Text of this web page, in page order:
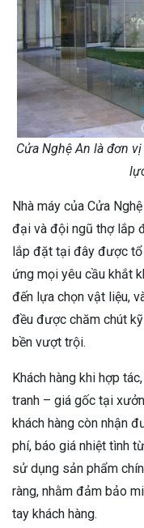
Cửa Nghệ An là đơn
Nhà máy của Cửa
đại và đội ngũ thợ lắp
lắp đặt tại đây được
ứng mọi yêu cầu khắt
đến lựa chọn vật liệu,
đều được chăm chút
bền vượt trội.
Khách hàng khi hợp
tranh – giá gốc tại
khách hàng còn nhận
phí, báo giá nhiệt tình
sử dụng sản phẩm
ràng, nhằm đảm bảo
tay khách hàng.